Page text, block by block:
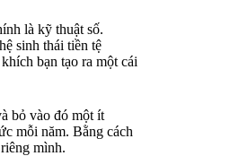
là kỹ thuật số.
sinh thái tiền tệ
bạn tạo ra một cái
bỏ vào đó một ít
mỗi năm. Bằng cách
mình.